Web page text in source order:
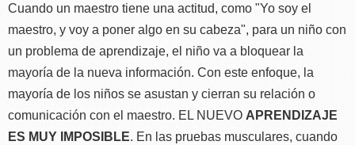
Cuando un maestro tiene una actitud, como "Yo soy el
maestro, y voy a poner algo en su cabeza", para un niño con
un problema de aprendizaje, el niño va a bloquear la
mayoría de la nueva información. Con este enfoque, la
mayoría de los niños se asustan y cierran su relación o
comunicación con el maestro. EL NUEVO APRENDIZAJE
ES MUY IMPOSIBLE. En las pruebas musculares, cuando